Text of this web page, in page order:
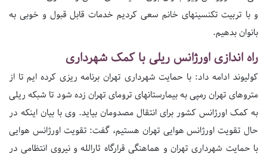
و با تربیت تکنسینهای خانم سعی کردیم خدمات قابل قبول و خوبی به
بانوان بدهیم.
راه اندازی اورژانس ریلی با کمک شهرداری
کولیوند‌ ادامه داد: با حمایت شهرداری تهران برنامه ریزی کرده ایم تا از
متروهای‌ تهران رمپی‌ به بیمارستانهای ترومای‌ تهران زده شود تا شبکه ریلی
به کمک اورژانس‌ کشور برای انتقال مصدومان بیاید‌. وی با بیان اینکه در
حال تقویت اورژانس هوایی تهران هستیم، گفت: تقویت اورژانس هوایی
با حمایت شهرداری تهران و هماهنگی قرارگاه‌ ثارالله‌ و نیروی انتظامی در